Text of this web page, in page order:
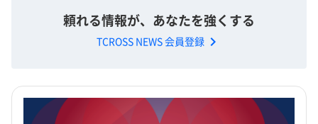
頼れる情報が、あなたを強くする
TCROSS NEWS 会員登録 chevron_right